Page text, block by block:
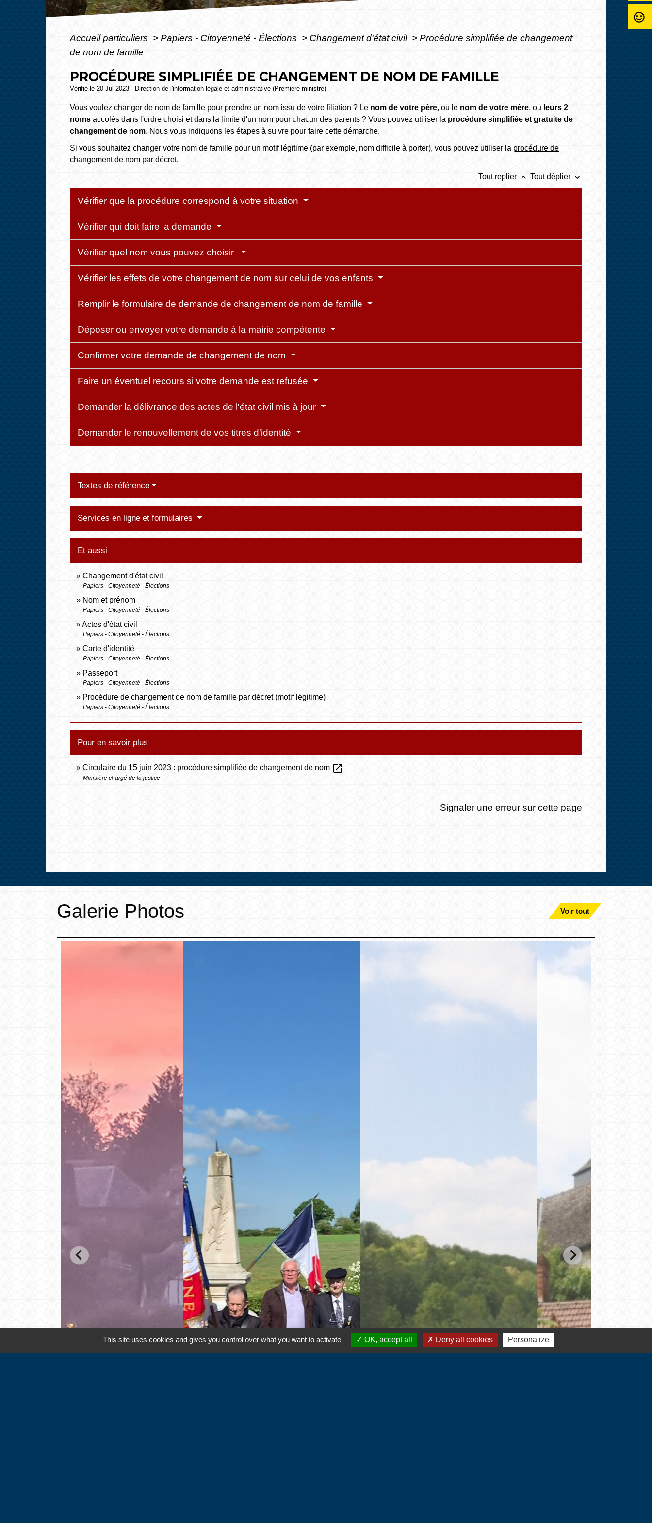
Accueil particuliers > Papiers - Citoyenneté - Élections > Changement d'état civil > Procédure simplifiée de changement
de nom de famille
PROCÉDURE SIMPLIFIÉE DE CHANGEMENT DE NOM DE FAMILLE
Vérifié le 20 Jul 2023 - Direction de l'information légale et administrative (Première ministre)
Vous voulez changer de nom de famille pour prendre un nom issu de votrefiliation ? Le nom de votre père, ou le nom de votre mère, ou leurs 2
noms accolés dans l'ordre choisi et dans la limite d'un nom pour chacun des parents ? Vous pouvez utiliser la procédure simplifiée et gratuite de
changement de nom. Nous vous indiquons les étapes à suivre pour faire cette démarche.
Si vous souhaitez changer votre nom de famille pour un motif légitime (par exemple, nom difficile à porter), vous pouvez utiliser la procédure de
changement de nom par décret.
Tout replier keyboard_arrow_up Tout déplier keyboard_arrow_down
Vérifier que la procédure correspond à votre situation
Vérifier qui doit faire la demande
Vérifier quel nom vous pouvez choisir
Vérifier les effets de votre changement de nom sur celui de vos enfants
Remplir le formulaire de demande de changement de nom de famille
Déposer ou envoyer votre demande à la mairie compétente
Confirmer votre demande de changement de nom
Faire un éventuel recours si votre demande est refusée
Demander la délivrance des actes de l'état civil mis à jour
Demander le renouvellement de vos titres d'identité
Textes de référence
Services en ligne et formulaires
Et aussi
Changement d'état civil
Papiers - Citoyenneté - Élections
Nom et prénom
Papiers - Citoyenneté - Élections
Actes d'état civil
Papiers - Citoyenneté - Élections
Carte d'identité
Papiers - Citoyenneté - Élections
Passeport
Papiers - Citoyenneté - Élections
Procédure de changement de nom de famille par décret (motif légitime)
Papiers - Citoyenneté - Élections
Pour en savoir plus
Circulaire du 15 juin 2023 : procédure simplifiée de changement de nom open_in_new
Ministère chargé de la justice
Signaler une erreur sur cette page
Galerie Photos Voir tout
sentiment_satisfied_alt
This site uses cookies and gives you control over what you want to activate OK, accept all Deny all cookies Personalize